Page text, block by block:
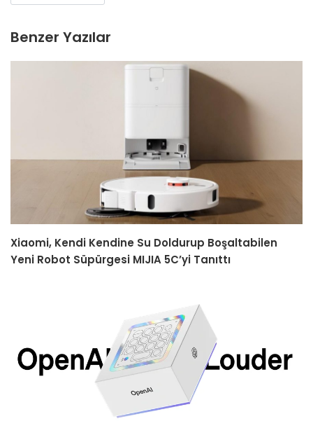
Benzer Yazılar
Xiaomi, Kendi Kendine Su Doldurup Boşaltabilen
Yeni Robot Süpürgesi MIJIA 5C’yi Tanıttı